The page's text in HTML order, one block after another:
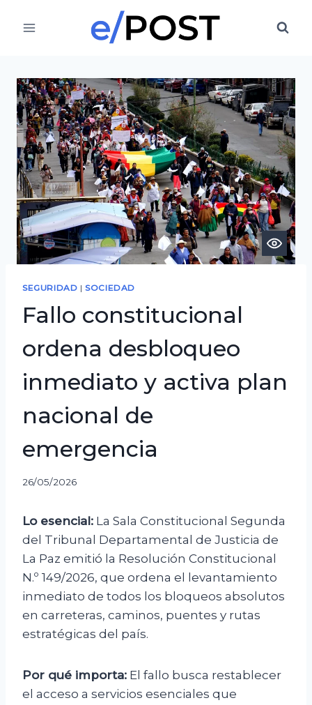
SEGURIDAD |SOCIEDAD
Fallo constitucional
ordena desbloqueo
inmediato y activa plan
nacional de
emergencia
26/05/2026
Lo esencial: La Sala Constitucional Segunda
del Tribunal Departamental de Justicia de
La Paz emitió la Resolución Constitucional
N.º 149/2026, que ordena el levantamiento
inmediato de todos los bloqueos absolutos
en carreteras, caminos, puentes y rutas
estratégicas del país.
Por qué importa: El fallo busca restablecer
el acceso a servicios esenciales que